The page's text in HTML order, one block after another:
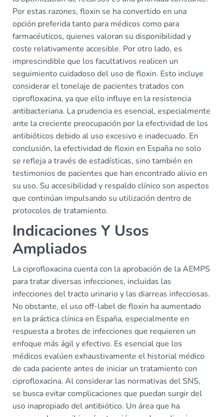
Por estas razones, floxin se ha convertido en una
opción preferida tanto para médicos como para
farmacéuticos, quienes valoran su disponibilidad y
coste relativamente accesible. Por otro lado, es
imprescindible que los facultativos realicen un
seguimiento cuidadoso del uso de floxin. Esto incluye
considerar el tonelaje de pacientes tratados con
ciprofloxacina, ya que ello influye en la resistencia
antibacteriana. La prudencia es esencial, especialmente
ante la creciente preocupación por la efectividad de los
antibióticos debido al uso excesivo e inadecuado. En
conclusión, la efectividad de floxin en España no solo
se refleja a través de estadísticas, sino también en
testimonios de pacientes que han encontrado alivio en
su uso. Su accesibilidad y respaldo clínico son aspectos
que continúan impulsando su utilización dentro de
protocolos de tratamiento.
Indicaciones Y Usos
Ampliados
La ciprofloxacina cuenta con la aprobación de la AEMPS
para tratar diversas infecciones, incluidas las
infecciones del tracto urinario y las diarreas infecciosas.
No obstante, el uso off-label de floxin ha aumentado
en la práctica clínica en España, especialmente en
respuesta a brotes de infecciones que requieren un
enfoque más ágil y efectivo. Es esencial que los
médicos evalúen exhaustivamente el historial médico
de cada paciente antes de iniciar un tratamiento con
ciprofloxacina. Al considerar las normativas del SNS,
se busca evitar complicaciones que puedan surgir del
uso inapropiado del antibiótico. Un área que ha